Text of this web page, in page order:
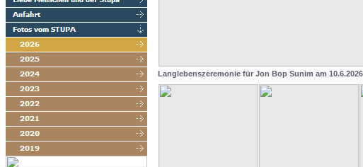
Langlebenszeremonie für Jon Bop Sunim am 10.6.2026